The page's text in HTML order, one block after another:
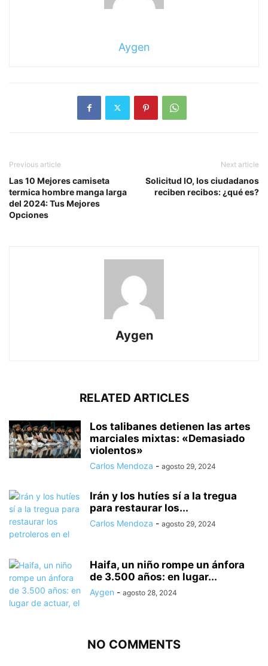
Aygen
Previous article
Las 10 Mejores camiseta
termica hombre manga larga
del 2024: Tus Mejores
Opciones
Next article
Solicitud IO, los ciudadanos
reciben recibos: ¿qué es?
Aygen
RELATED ARTICLES
Los talibanes detienen las artes
marciales mixtas: «Demasiado
violentos»
Carlos Mendoza - agosto 29, 2024
Irán y los hutíes sí a la tregua
para restaurar los...
Carlos Mendoza - agosto 29, 2024
Haifa, un niño rompe un ánfora
de 3.500 años: en lugar...
Aygen - agosto 28, 2024
NO COMMENTS